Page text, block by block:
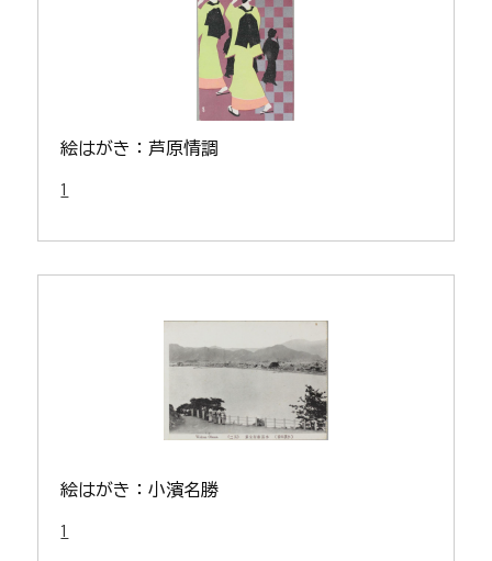
絵はがき：芦原情調
1
絵はがき：小濱名勝
1